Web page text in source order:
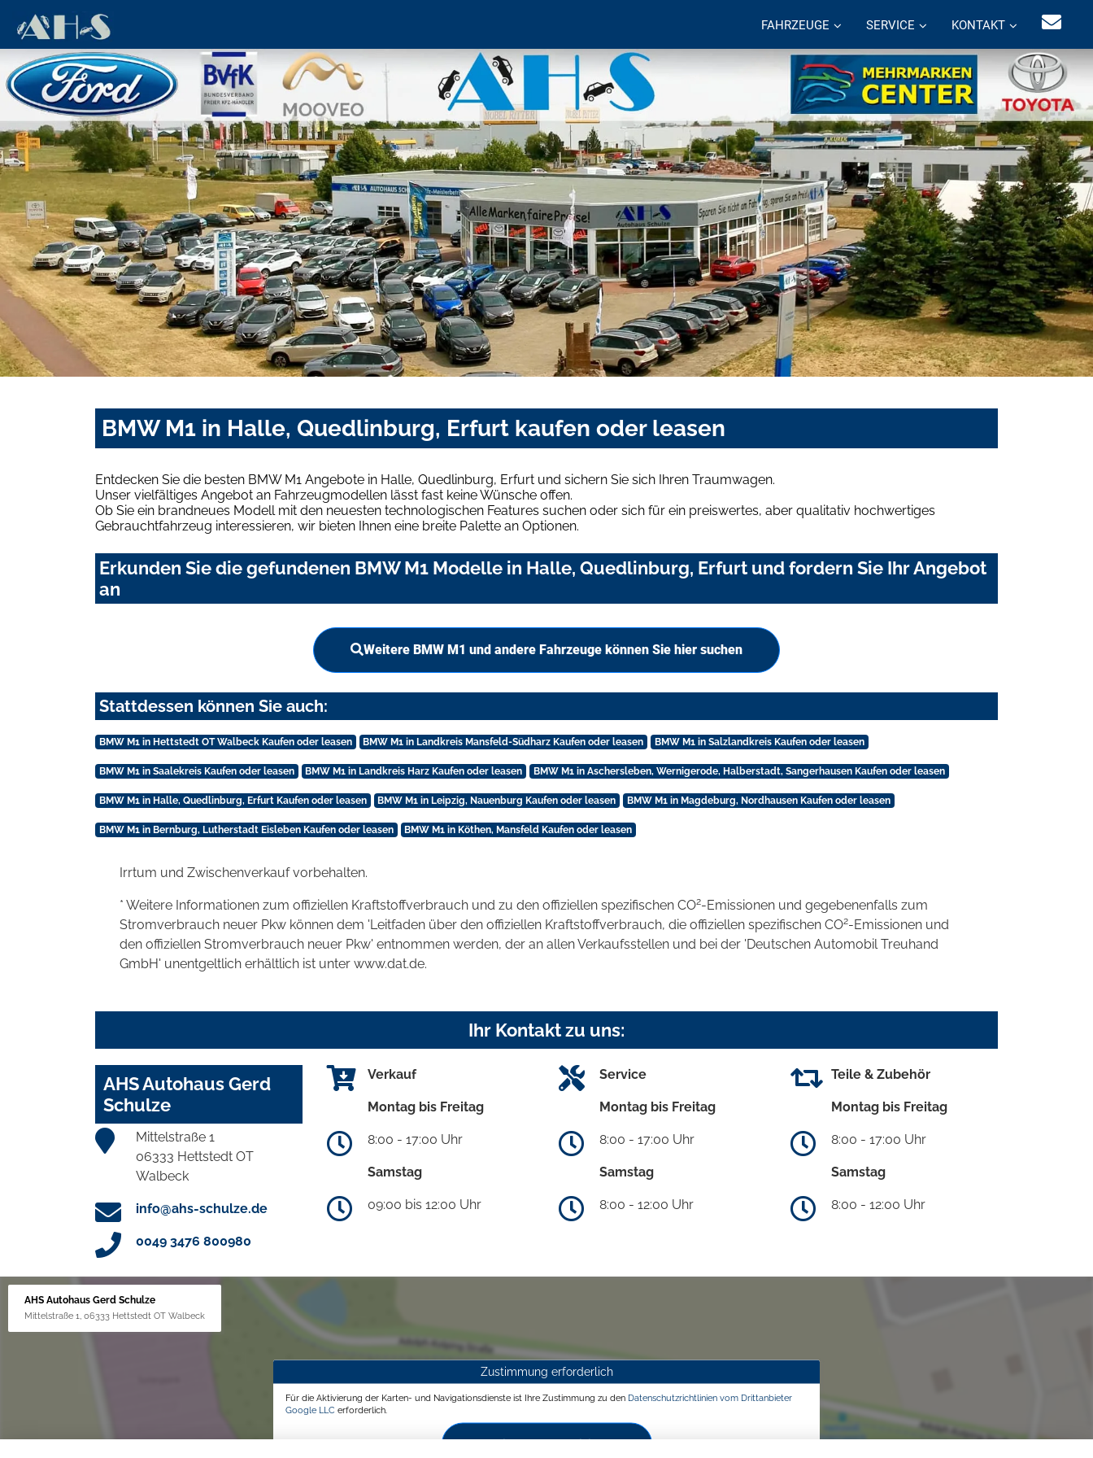
FAHRZEUGE SERVICE KONTAKT
BMW M1 in Halle, Quedlinburg, Erfurt kaufen oder leasen
Entdecken Sie die besten BMW M1 Angebote in Halle, Quedlinburg, Erfurt und sichern Sie sich Ihren Traumwagen.
Unser vielfältiges Angebot an Fahrzeugmodellen lässt fast keine Wünsche offen.
Ob Sie ein brandneues Modell mit den neuesten technologischen Features suchen oder sich für ein preiswertes, aber qualitativ hochwertiges
Gebrauchtfahrzeug interessieren, wir bieten Ihnen eine breite Palette an Optionen.
Erkunden Sie die gefundenen BMW M1 Modelle in Halle, Quedlinburg, Erfurt und fordern Sie Ihr Angebot
an
Weitere BMW M1 und andere Fahrzeuge können Sie hier suchen
Stattdessen können Sie auch:
BMW M1 in Hettstedt OT Walbeck Kaufen oder leasen BMW M1 in Landkreis Mansfeld-Südharz Kaufen oder leasen BMW M1 in Salzlandkreis Kaufen oder leasen
BMW M1 in Saalekreis Kaufen oder leasen BMW M1 in Landkreis Harz Kaufen oder leasen BMW M1 in Aschersleben, Wernigerode, Halberstadt, Sangerhausen Kaufen oder leasen
BMW M1 in Halle, Quedlinburg, Erfurt Kaufen oder leasen BMW M1 in Leipzig, Nauenburg Kaufen oder leasen BMW M1 in Magdeburg, Nordhausen Kaufen oder leasen
BMW M1 in Bernburg, Lutherstadt Eisleben Kaufen oder leasen BMW M1 in Köthen, Mansfeld Kaufen oder leasen
Irrtum und Zwischenverkauf vorbehalten.
* Weitere Informationen zum offiziellen Kraftstoffverbrauch und zu den offiziellen spezifischen CO2-Emissionen und gegebenenfalls zum
Stromverbrauch neuer Pkw können dem 'Leitfaden über den offiziellen Kraftstoffverbrauch, die offiziellen spezifischen CO2-Emissionen und
den offiziellen Stromverbrauch neuer Pkw' entnommen werden, der an allen Verkaufsstellen und bei der 'Deutschen Automobil Treuhand
GmbH' unentgeltlich erhältlich ist unter www.dat.de.
Ihr Kontakt zu uns:
AHS Autohaus Gerd
Schulze
Mittelstraße 1
06333 Hettstedt OT
Walbeck
info@ahs-schulze.de
0049 3476 800980
Verkauf
Montag bis Freitag
8:00 - 17:00 Uhr
Samstag
09:00 bis 12:00 Uhr
Service
Montag bis Freitag
8:00 - 17:00 Uhr
Samstag
8:00 - 12:00 Uhr
Teile & Zubehör
Montag bis Freitag
8:00 - 17:00 Uhr
Samstag
8:00 - 12:00 Uhr
AHS Autohaus Gerd Schulze
Mittelstraße 1, 06333 Hettstedt OT Walbeck
Zustimmung erforderlich
Für die Aktivierung der Karten- und Navigationsdienste ist Ihre Zustimmung zu den Datenschutzrichtlinien vom Drittanbieter
Google LLC erforderlich.